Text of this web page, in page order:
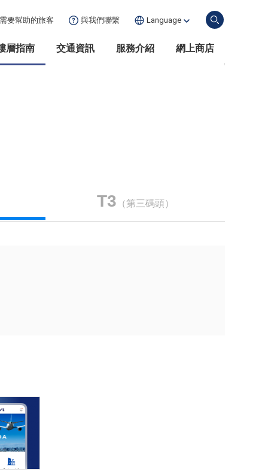
層指南 交通資訊 服務介紹 網上商店
要幫助的旅客 與我們聯繫 Language
T3 （第三碼頭）